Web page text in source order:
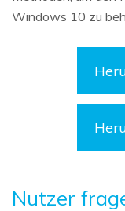
Windows 10 zu
Nutzer